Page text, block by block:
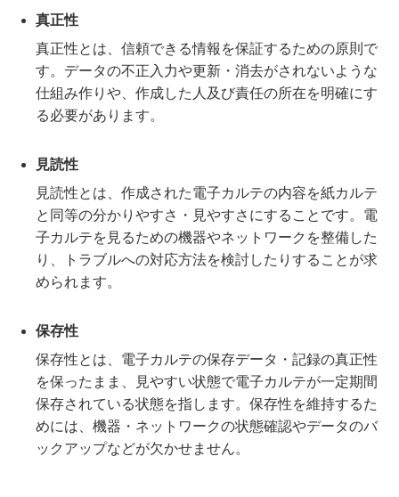
真正性
真正性とは、信頼できる情報を保証するための原則で
す。データの不正入力や更新・消去がされないような
仕組み作りや、作成した人及び責任の所在を明確にす
る必要があります。
見読性
見読性とは、作成された電子カルテの内容を紙カルテ
と同等の分かりやすさ・見やすさにすることです。電
子カルテを見るための機器やネットワークを整備した
り、トラブルへの対応方法を検討したりすることが求
められます。
保存性
保存性とは、電子カルテの保存データ・記録の真正性
を保ったまま、見やすい状態で電子カルテが一定期間
保存されている状態を指します。保存性を維持するた
めには、機器・ネットワークの状態確認やデータのバ
ックアップなどが欠かせません。